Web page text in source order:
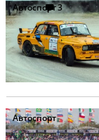
Автоспорт3
Автоспорт